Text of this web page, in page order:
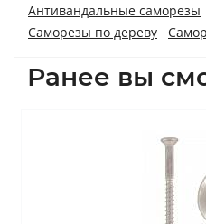
Антивандальные саморезы
Саморезы по дереву
Ранее вы